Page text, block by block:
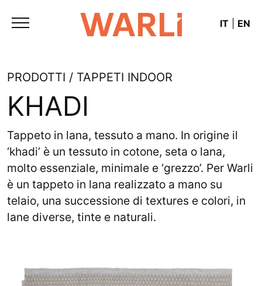
IT EN
PRODOTTI / TAPPETI INDOOR
KHADI
Tappeto in lana, tessuto a mano. In origine il
‘khadi’ è un tessuto in cotone, seta o lana,
molto essenziale, minimale e ‘grezzo’. Per Warli
è un tappeto in lana realizzato a mano su
telaio, una successione di textures e colori, in
lane diverse, tinte e naturali.